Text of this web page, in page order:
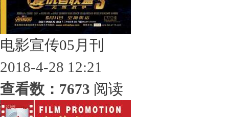
电影宣传05月刊
2018-4-28 12:21
查看数：7673 阅读